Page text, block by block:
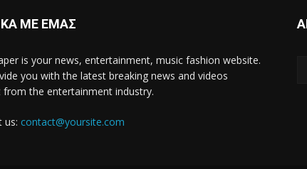
ΜΕ ΕΜΑΣ
is your news, entertainment, music fashion website.
you with the latest breaking news and videos
from the entertainment industry.
us: contact@yoursite.com